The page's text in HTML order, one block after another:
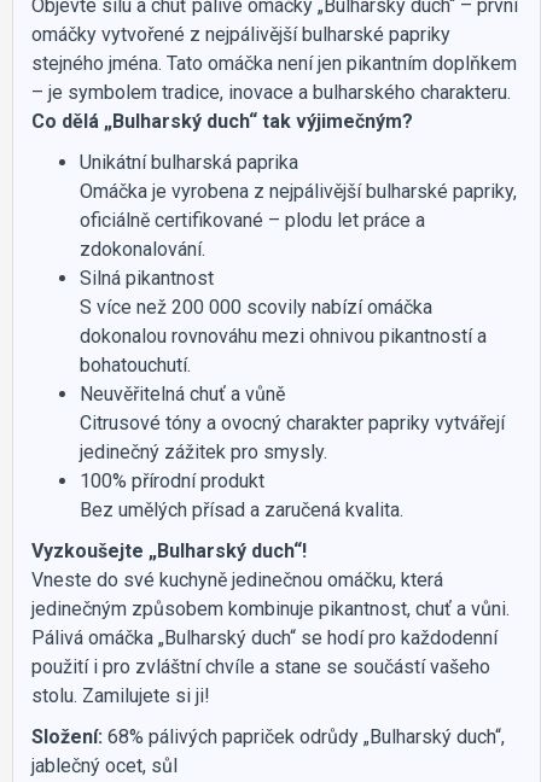
Objevte sílu a chuť pálivé omáčky „Bulharský duch“ – první
omáčky vytvořené z nejpálivější bulharské papriky
stejného jména. Tato omáčka není jen pikantním doplňkem
– je symbolem tradice, inovace a bulharského charakteru.
Co dělá „Bulharský duch“ tak výjimečným?
Unikátní bulharská paprika
Omáčka je vyrobena z nejpálivější bulharské papriky,
oficiálně certifikované – plodu let práce a
zdokonalování.
Silná pikantnost
S více než 200 000 scovily nabízí omáčka
dokonalou rovnováhu mezi ohnivou pikantností a
bohatouchutí.
Neuvěřitelná chuť a vůně
Citrusové tóny a ovocný charakter papriky vytvářejí
jedinečný zážitek pro smysly.
100% přírodní produkt
Bez umělých přísad a zaručená kvalita.
Vyzkoušejte „Bulharský duch“!
Vneste do své kuchyně jedinečnou omáčku, která
jedinečným způsobem kombinuje pikantnost, chuť a vůni.
Pálivá omáčka „Bulharský duch“ se hodí pro každodenní
použití i pro zvláštní chvíle a stane se součástí vašeho
stolu. Zamilujete si ji!
Složení: 68% pálivých papriček odrůdy „Bulharský duch“,
jablečný ocet, sůl